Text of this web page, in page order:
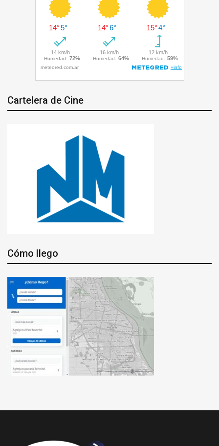
Cartelera de Cine
Cómo llego